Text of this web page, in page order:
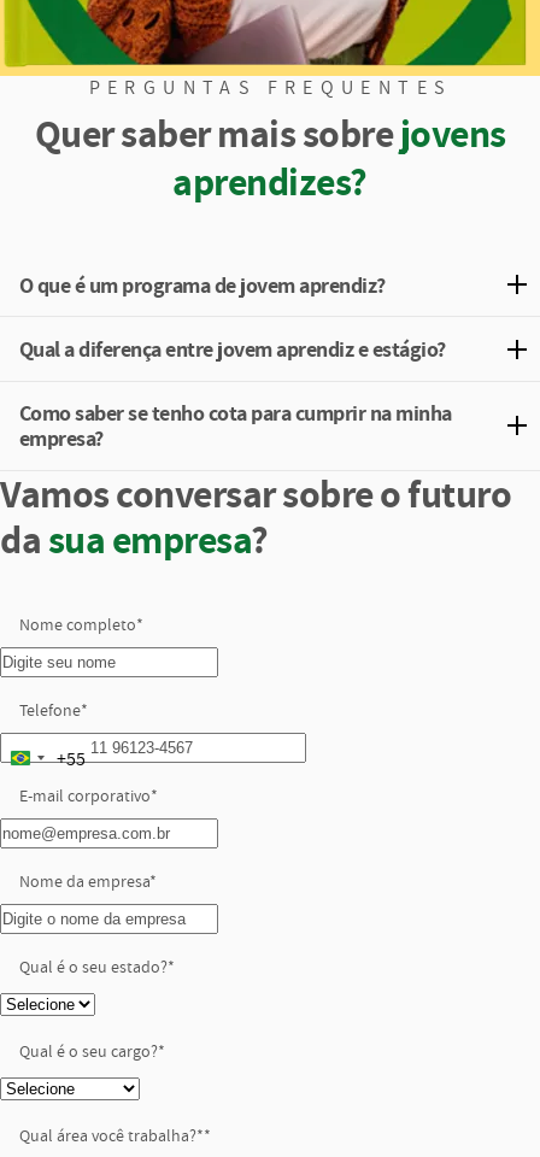
PERGUNTAS FREQUENTES
Quer saber mais sobrejovens
aprendizes?
O que é um programa de jovem aprendiz?
Qual a diferença entre jovem aprendiz e estágio?
Como saber se tenho cota para cumprir na minha
empresa?
Vamos conversar sobre o futuro
dasua empresa?
Nome completo*
Telefone*
Brazil
+55
+55
E-mail corporativo*
Nome da empresa*
Qual é o seu estado?*
Qual é o seu cargo?*
Qual área você trabalha?**